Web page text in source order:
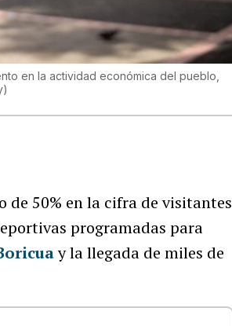
en la actividad económica del pueblo,
)
de 50% en la cifra de visitantes
programadas para
y la llegada de miles de